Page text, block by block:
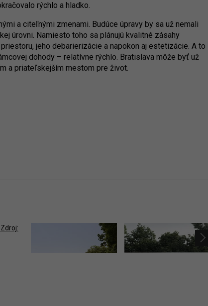
rýchlo a hladko.
a citeľnými zmenami. Budúce úpravy by sa už nemali
úrovni. Namiesto toho sa plánujú kvalitné zásahy
jeho debarierizácie a napokon aj estetizácie. A to
dohody – relatívne rýchlo. Bratislava môže byť už
a priateľskejším mestom pre život.